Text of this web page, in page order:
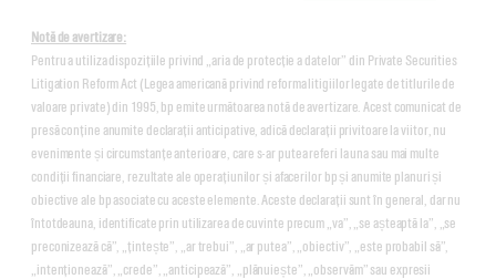
Notă de avertizare:
Pentru a utiliza dispozițiile privind „aria de protecție a datelor” din Private Securities
Litigation Reform Act (Legea americană privind reforma litigiilor legate de titlurile de
valoare private) din 1995, bp emite următoarea notă de avertizare. Acest comunicat de
presă conține anumite declarații anticipative, adică declarații privitoare la viitor, nu
evenimente și circumstanțe anterioare, care s-ar putea referi la una sau mai multe
condiții financiare, rezultate ale operațiunilor și afacerilor bp și anumite planuri și
obiective ale bp asociate cu aceste elemente. Aceste declarații sunt în general, dar nu
întotdeauna, identificate prin utilizarea de cuvinte precum „va”, „se așteaptă la”, „se
preconizează că”, „țintește”, „ar trebui”, „ar putea”, „obiectiv”, „este probabil să”,
„intenționează”, „crede”, „anticipează”, „plănuiește”, „observăm” sau expresii